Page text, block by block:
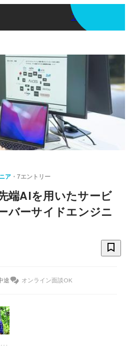
アプリを使う
ア 7エントリー
端AIを用いたサービ
バーサイドエンジニ
途 オンライン面談OK
共同創業者 / プロジェクトマネージャー